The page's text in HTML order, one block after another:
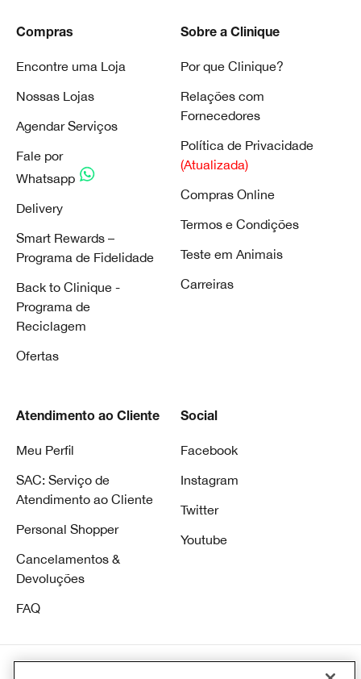
Compras
Encontre uma Loja
Nossas Lojas
Agendar Serviços
Fale por
Whatsapp
Delivery
Smart Rewards –
Programa de Fidelidade
Back to Clinique -
Programa de
Reciclagem
Ofertas
Sobre a Clinique
Por que Clinique?
Relações com
Fornecedores
Política de Privacidade
(Atualizada)
Compras Online
Termos e Condições
Teste em Animais
Carreiras
Atendimento ao Cliente
Meu Perfil
SAC: Serviço de
Atendimento ao Cliente
Personal Shopper
Cancelamentos &
Devoluções
FAQ
Social
Facebook
Instagram
Twitter
Youtube